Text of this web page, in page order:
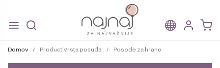
to
to
Domov / Product Vrsta posuđa / Posode za hrano